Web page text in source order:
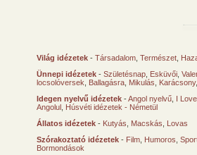
Világ idézetek - Társadalom Természet
Ünnepi idézetek - Születésnap Esküvői
locsolóversek
Ballagásra Mikulás Karácsony
Idegen nyelvű idézetek -Angol nyelvű I
Angolul Húsvéti idézetek - Németül
Állatos idézetek - Kutyás Macskás
Lovas
Szórakoztató idézetek - Film Humoros
Bormondások